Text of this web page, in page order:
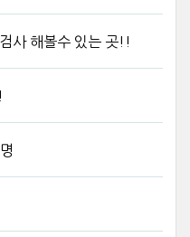
사 해볼수 있는 곳!!